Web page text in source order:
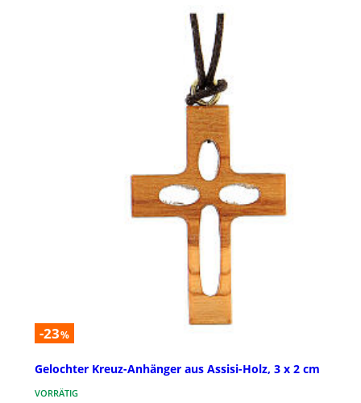
-23%
Gelochter Kreuz-Anhänger aus Assisi-Holz, 3 x 2 cm
VORRÄTIG